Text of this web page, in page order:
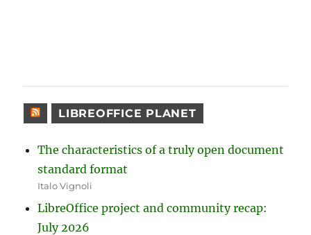
LIBREOFFICE PLANET
The characteristics of a truly open document
standard format
Italo Vignoli
LibreOffice project and community recap:
July 2026